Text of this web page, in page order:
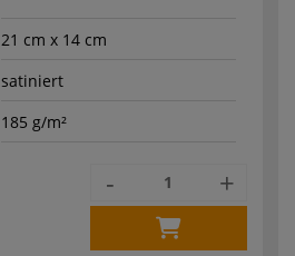
21 cm x 14 cm
satiniert
185 g/m²
- +